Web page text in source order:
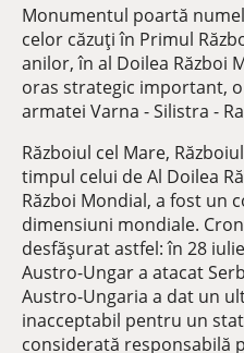
Monumentul poartă
celor căzuți în Primul
anilor, în al Doilea Război
oras strategic important,
armatei Varna - Silistra -
Războiul cel Mare,
timpul celui de Al Doilea
Război Mondial, a fost un
dimensiuni mondiale.
desfășurat astfel: în 28
Austro-Ungar a atacat
Austro-Ungaria a dat un
inacceptabil pentru un
considerată responsabilă